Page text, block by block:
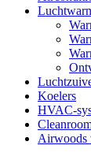
Koelers
HVAC-
Airwoods